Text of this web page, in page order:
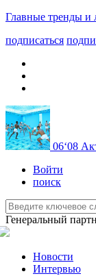
Главные тренды и
подписаться
06‘08
Войти
поиск
Генеральный
Новости
Интервью